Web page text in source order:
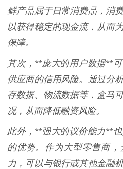
鲜产品属于日常消费品，消
以获得稳定的现金流，从而
保障。
其次，**庞大的用户数据**
供应商的信用风险。通过分
存数据、物流数据等，盒马
况，从而降低融资风险。
此外，**强大的议价能力**
的优势。作为大型零售商
力，可以与银行或其他金融